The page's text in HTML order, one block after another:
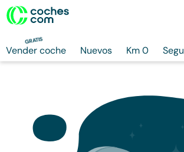
GRATIS
Vender coche Nuevos Km 0